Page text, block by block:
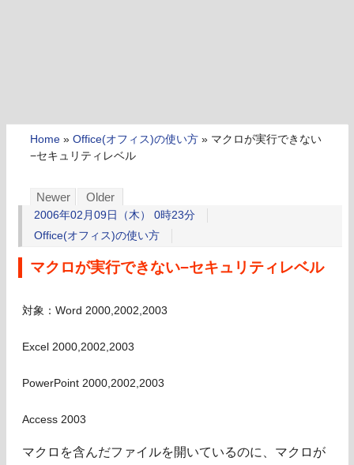
Home » Office(オフィス)の使い方 » マクロが実行できない
−セキュリティレベル
Newer Older
2006年02月09日（木） 0時23分
Office(オフィス)の使い方
マクロが実行できない−セキュリティレベル
対象：Word 2000,2002,2003
Excel 2000,2002,2003
PowerPoint 2000,2002,2003
Access 2003
マクロを含んだファイルを開いているのに、マクロが